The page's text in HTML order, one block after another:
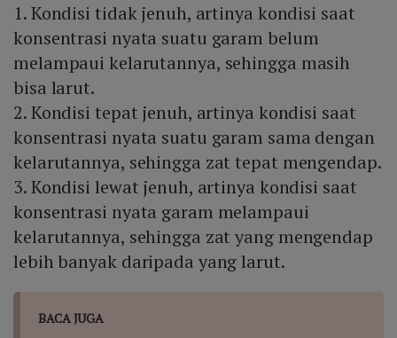
1. Kondisi tidak jenuh, artinya kondisi saat
konsentrasi nyata suatu garam belum
melampaui kelarutannya, sehingga masih
bisa larut.
2. Kondisi tepat jenuh, artinya kondisi saat
konsentrasi nyata suatu garam sama dengan
kelarutannya, sehingga zat tepat mengendap.
3. Kondisi lewat jenuh, artinya kondisi saat
konsentrasi nyata garam melampaui
kelarutannya, sehingga zat yang mengendap
lebih banyak daripada yang larut.
BACA JUGA